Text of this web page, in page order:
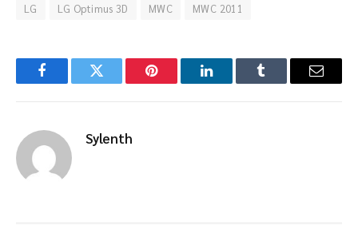
LG LG Optimus 3D MWC MWC 2011
FacebookTwitter Pinterest LinkedInTumblr Email
Sylenth